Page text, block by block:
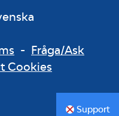
- Fråga/Ask
Cookies
Support